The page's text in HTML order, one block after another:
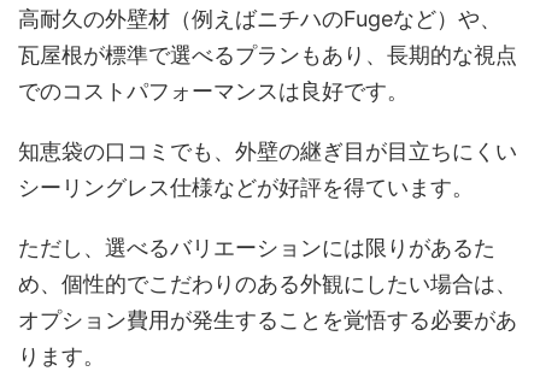
高耐久の外壁材（例えばニチハのFugeなど）や、
瓦屋根が標準で選べるプランもあり、長期的な視点
でのコストパフォーマンスは良好です。
知恵袋の口コミでも、外壁の継ぎ目が目立ちにくい
シーリングレス仕様などが好評を得ています。
ただし、選べるバリエーションには限りがあるた
め、個性的でこだわりのある外観にしたい場合は、
オプション費用が発生することを覚悟する必要があ
ります。